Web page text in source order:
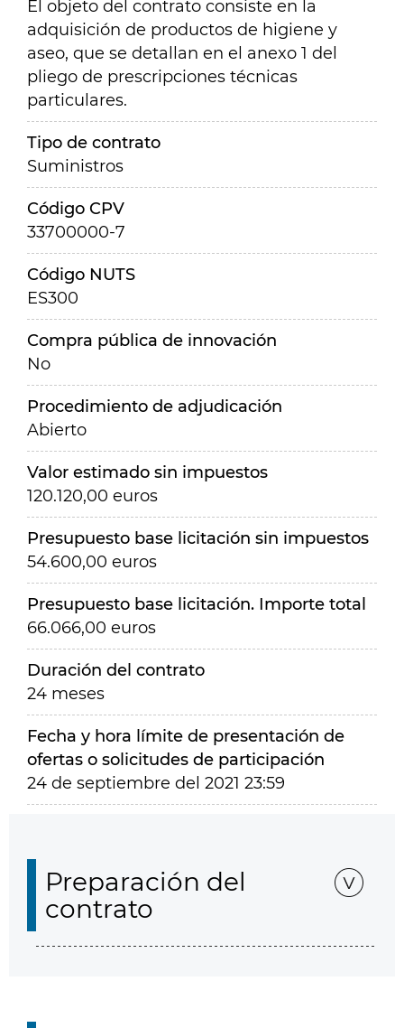
El objeto del contrato consiste en la
adquisición de productos de higiene y
aseo, que se detallan en el anexo 1 del
pliego de prescripciones técnicas
particulares.
Tipo de contrato
Suministros
Código CPV
33700000-7
Código NUTS
ES300
Compra pública de innovación
No
Procedimiento de adjudicación
Abierto
Valor estimado sin impuestos
120.120,00 euros
Presupuesto base licitación sin impuestos
54.600,00 euros
Presupuesto base licitación. Importe total
66.066,00 euros
Duración del contrato
24 meses
Fecha y hora límite de presentación de
ofertas o solicitudes de participación
24 de septiembre del 2021 23:59
Preparación del
contrato